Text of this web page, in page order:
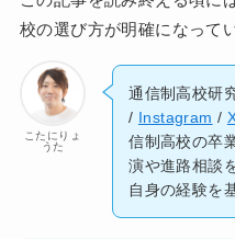
校の選び方が明確になって
こたにりょ
うた
通信制高校研
/ Instagram /
信制高校の卒
演や進路相談
自身の経験を